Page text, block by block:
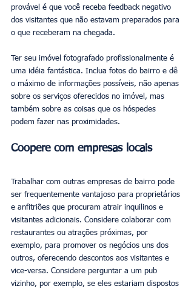
provável é que você receba feedback negativo
dos visitantes que não estavam preparados para
o que receberam na chegada.
Ter seu imóvel fotografado profissionalmente é
uma idéia fantástica. Inclua fotos do bairro e dê
o máximo de informações possíveis, não apenas
sobre os serviços oferecidos no imóvel, mas
também sobre as coisas que os hóspedes
podem fazer nas proximidades.
Coopere com empresas locais
Trabalhar com outras empresas de bairro pode
ser frequentemente vantajoso para proprietários
e anfitriões que procuram atrair inquilinos e
visitantes adicionais. Considere colaborar com
restaurantes ou atrações próximas, por
exemplo, para promover os negócios uns dos
outros, oferecendo descontos aos visitantes e
vice-versa. Considere perguntar a um pub
vizinho, por exemplo, se eles estariam dispostos